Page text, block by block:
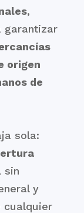
,
garantizar
origen
de
sola:
sin
y
cualquier